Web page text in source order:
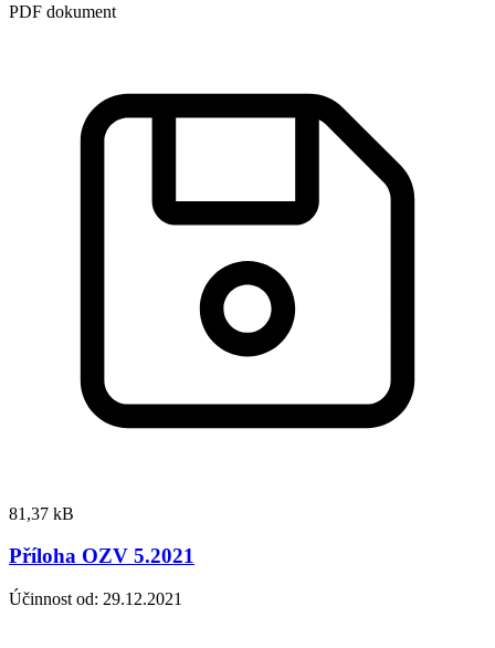
PDF dokument
81,37 kB
Příloha OZV 5.2021
Účinnost od: 29.12.2021